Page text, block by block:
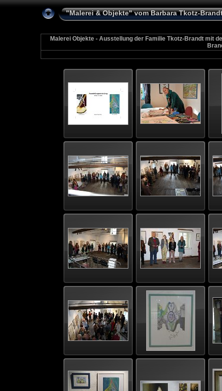
"Malerei & Objekte" vom Barbara Tkotz-
Malerei Objekte - Ausstellung der Familie Tkotz-Brandt mit